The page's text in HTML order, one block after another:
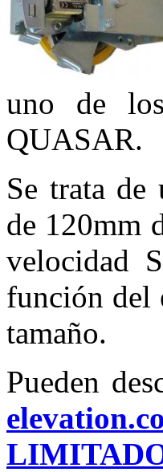
uno de
QUASAR.
Se trata de
de 120mm
velocidad
función del
tamaño.
Pueden